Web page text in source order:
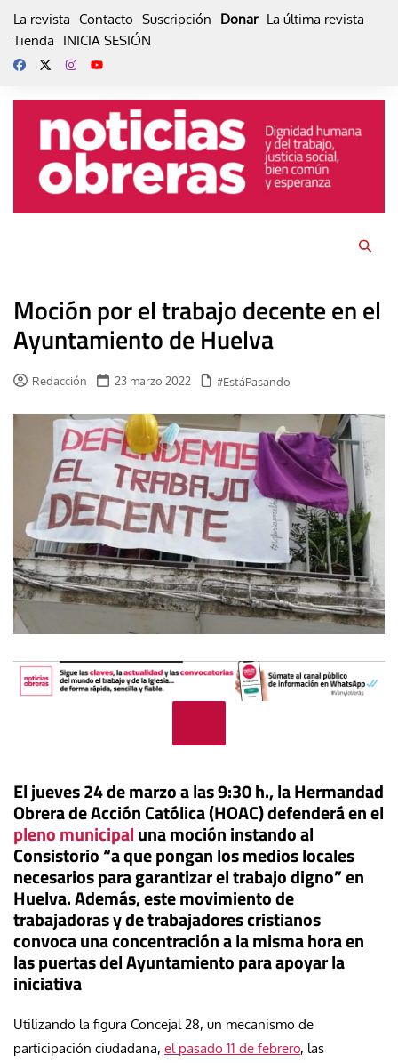
La revista Contacto Suscripción Donar La última revista
Tienda
INICIA SESIÓN
Moción por el trabajo decente en el
Ayuntamiento de Huelva
Redacción 23 marzo 2022 #EstáPasando
El jueves 24 de marzo a las 9:30 h., la Hermandad
Obrera de Acción Católica (HOAC) defenderá en el
pleno municipaluna moción instando al
Consistorio “a que pongan los medios locales
necesarios para garantizar el trabajo digno” en
Huelva. Además, este movimiento de
trabajadoras y de trabajadores cristianos
convoca una concentración a la misma hora en
las puertas del Ayuntamiento para apoyar la
iniciativa
Utilizando la figura Concejal 28, un mecanismo de
participación ciudadana, el pasado 11 de febrero, las